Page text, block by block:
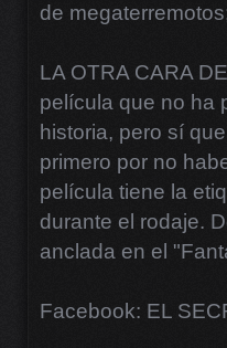
de
LA OTRA CARA
película que no ha
historia, pero sí
primero por no
película tiene la
durante el rodaje.
anclada en el
Facebook: EL